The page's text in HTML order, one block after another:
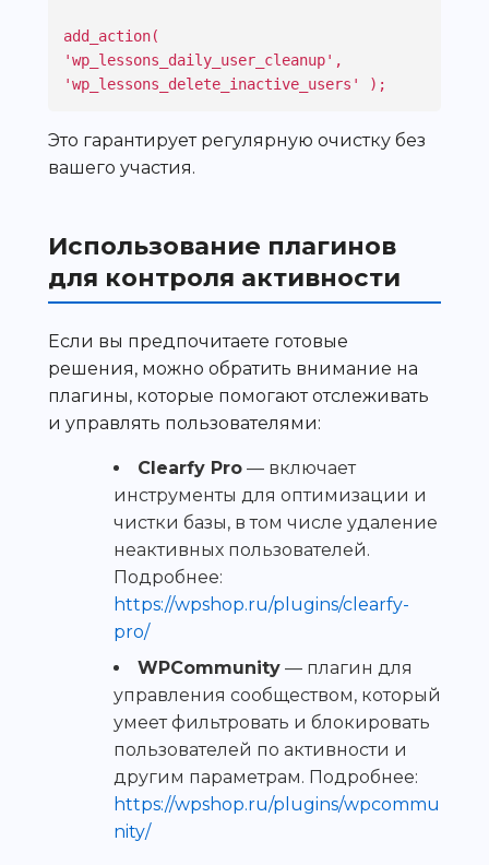
add_action(
'wp_lessons_daily_user_cleanup',
'wp_lessons_delete_inactive_users' );
Это гарантирует регулярную очистку без
вашего участия.
Использование плагинов
для контроля активности
Если вы предпочитаете готовые
решения, можно обратить внимание на
плагины, которые помогают отслеживать
и управлять пользователями:
Clearfy Pro — включает
инструменты для оптимизации и
чистки базы, в том числе удаление
неактивных пользователей.
Подробнее:
https://wpshop.ru/plugins/clearfy-
pro/
WPCommunity — плагин для
управления сообществом, который
умеет фильтровать и блокировать
пользователей по активности и
другим параметрам. Подробнее:
https://wpshop.ru/plugins/wpcommu
nity/